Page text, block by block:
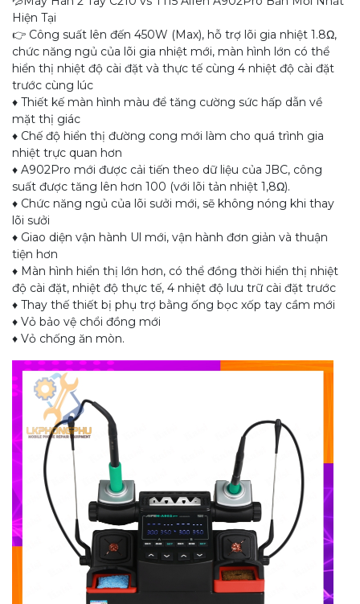
Hiện Tại
👉 Công suất lên đến 450W (Max), hỗ trợ lõi gia nhiệt 1.8Ω,
chức năng ngủ của lõi gia nhiệt mới, màn hình lớn có thể
hiển thị nhiệt độ cài đặt và thực tế cùng 4 nhiệt độ cài đặt
trước cùng lúc
♦️ Thiết kế màn hình màu để tăng cường sức hấp dẫn về
mặt thị giác
♦️ Chế độ hiển thị đường cong mới làm cho quá trình gia
nhiệt trực quan hơn
♦️ A902Pro mới được cải tiến theo dữ liệu của JBC, công
suất được tăng lên hơn 100 (với lõi tản nhiệt 1,8Ω).
♦️ Chức năng ngủ của lõi sưởi mới, sẽ không nóng khi thay
lõi sưởi
♦️ Giao diện vận hành Ul mới, vận hành đơn giản và thuận
tiện hơn
♦️ Màn hình hiển thị lớn hơn, có thể đồng thời hiển thị nhiệt
độ cài đặt, nhiệt độ thực tế, 4 nhiệt độ lưu trữ cài đặt trước
♦️ Thay thế thiết bị phụ trợ bằng ống bọc xốp tay cầm mới
♦️ Vỏ bảo vệ chổi đồng mới
♦️ Vỏ chống ăn mòn.